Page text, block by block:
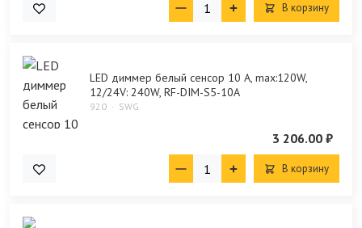
В корзину
LED диммер белый сенсор 10 A, max:120W,
12/24V: 240W, RF-DIM-S5-10A
920 SWG
3 206.00 ₽
В корзину